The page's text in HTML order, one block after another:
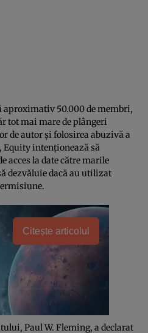
aproximativ 50.000 de membri,
tot mai mare de plângeri
de autor și folosirea abuzivă a
Equity intenționează să
acces la date către marile
dezvăluie dacă au utilizat
Citește articolul
Paul W. Fleming, a declarat